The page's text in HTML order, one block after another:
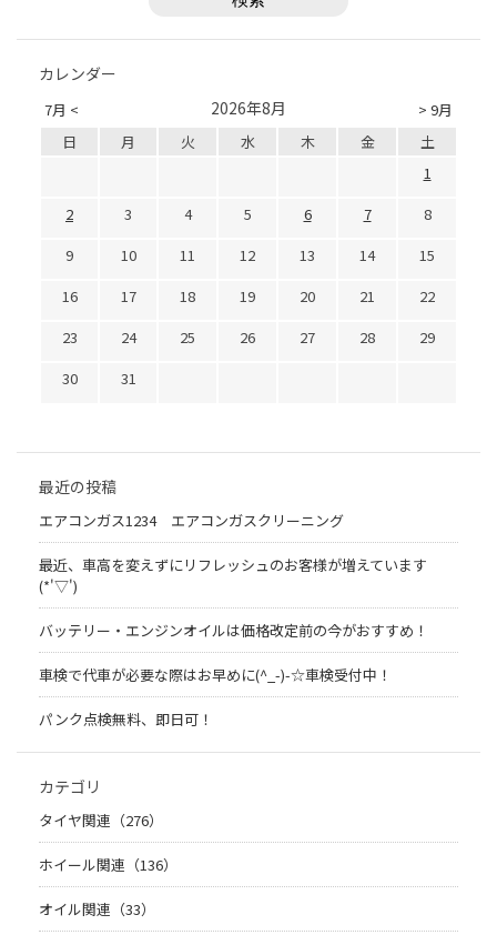
カレンダー
7月 < > 9月
2026年8月
日 月 火 水 木 金
土
1
2
3 4 5 6 7
8
9
10 11 12 13 14
15
16
17 18 19 20 21
22
23
24 25 26 27 28
29
30
31
最近の投稿
エアコンガス1234 エアコンガスクリーニング
最近、車高を変えずにリフレッシュのお客様が増えています
(*'▽')
バッテリー・エンジンオイルは価格改定前の今がおすすめ！
車検で代車が必要な際はお早めに(^_-)-☆車検受付中！
パンク点検無料、即日可！
カテゴリ
タイヤ関連（276）
ホイール関連（136）
オイル関連（33）